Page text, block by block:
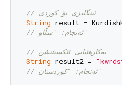
// ئینگلیزی بۆ کوردی
String result =
// ئەنجام: "سڵاو"
// بەکارهێنانی ئێکستێنشن
String result2 =
// ئەنجام: "کوردستان"